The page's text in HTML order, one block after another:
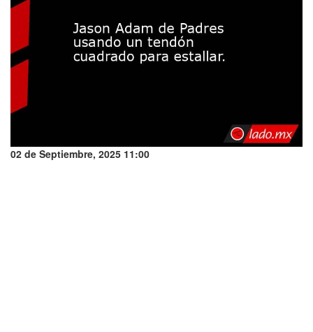
02 de Septiembre, 2025 11:00